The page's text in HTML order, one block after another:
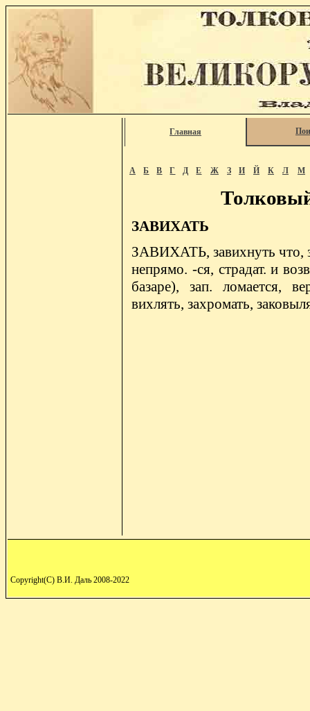
Главная
А Б В Г Д Е Ж З И Й К Л М
ЗАВИХАТЬ
ЗАВИХАТЬ, завихнуть что,
непрямо. -ся, страдат. и
базаре), зап. ломается,
вихлять, захромать,
Copyright(C) В.И. Даль 2008-2022